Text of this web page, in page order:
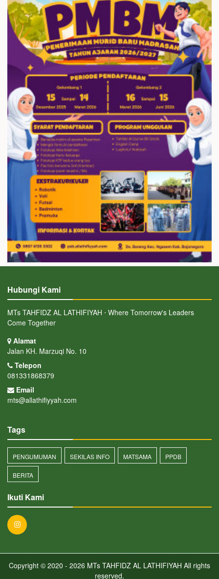
Hubungi Kami
MTs TAHFIDZ AL LATHIFIYAH ⋅ Where Tomorrow's Leaders
Come Together
Alamat
Jalan KH. Marzuqi No. 10
Telepon
081331868379
Email
mts@allathifiyyah.com
Tags
PENGUMUMAN SEKILAS INFO MATSAMA PPDB
BERITA
Ikuti Kami
Copyright © 2020 - 2026 MTs TAHFIDZ AL LATHIFIYAH All rights
reserved.